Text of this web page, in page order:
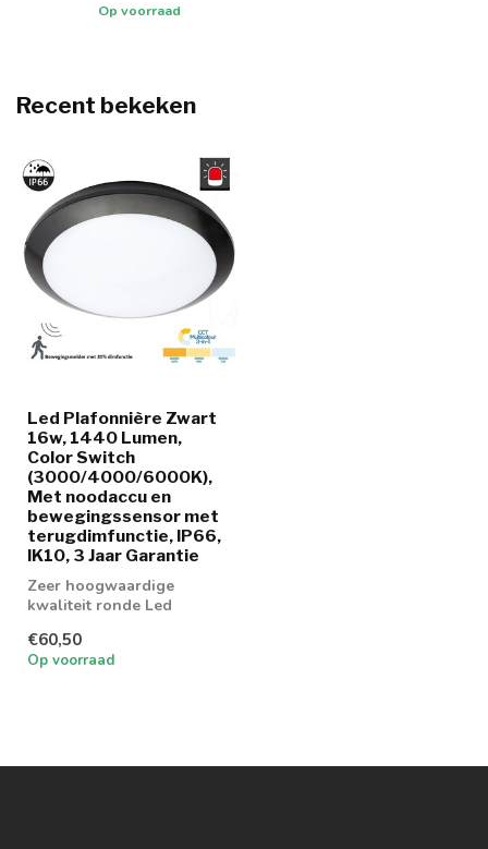
Op voorraad
Recent bekeken
Led Plafonnière Zwart
16w, 1440 Lumen,
Color Switch
(3000/4000/6000K),
Met noodaccu en
bewegingssensor met
terugdimfunctie, IP66,
IK10, 3 Jaar Garantie
Zeer hoogwaardige
kwaliteit ronde Led
leverbaar met IP66 e...
€60,50
Op voorraad